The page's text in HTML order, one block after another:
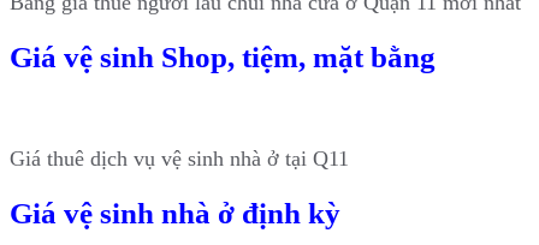
Giá vệ sinh Shop, tiệm, mặt bằng
Giá thuê dịch vụ vệ sinh nhà ở tại Q11
Giá vệ sinh nhà ở định kỳ